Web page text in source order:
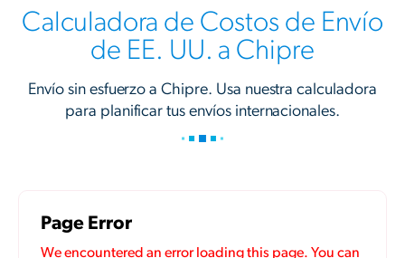
Calculadora de Costos de Envío
de EE. UU. a Chipre
Envío sin esfuerzo a Chipre. Usa nuestra calculadora
para planificar tus envíos internacionales.